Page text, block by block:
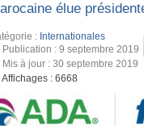
élue
: Internationales
Publication : 9 septembre 2019
Mis à jour : 30 septembre 2019
Affichages : 6668